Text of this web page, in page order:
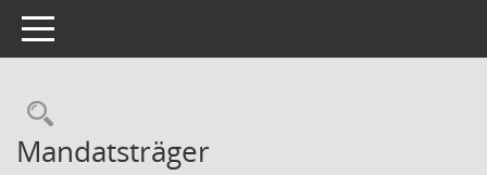
Toggle navigation
Rechercheauswahl
Mandatsträger